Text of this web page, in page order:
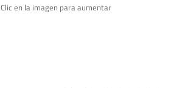
Clic en la imagen para aumentar